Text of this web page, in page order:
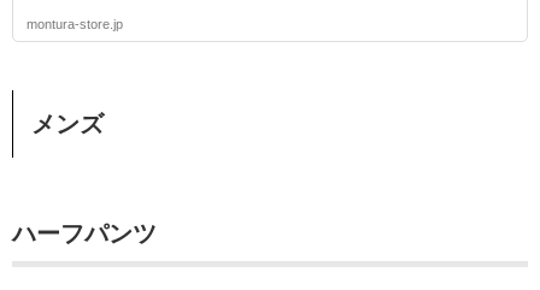
montura-store.jp
メンズ
ハーフパンツ